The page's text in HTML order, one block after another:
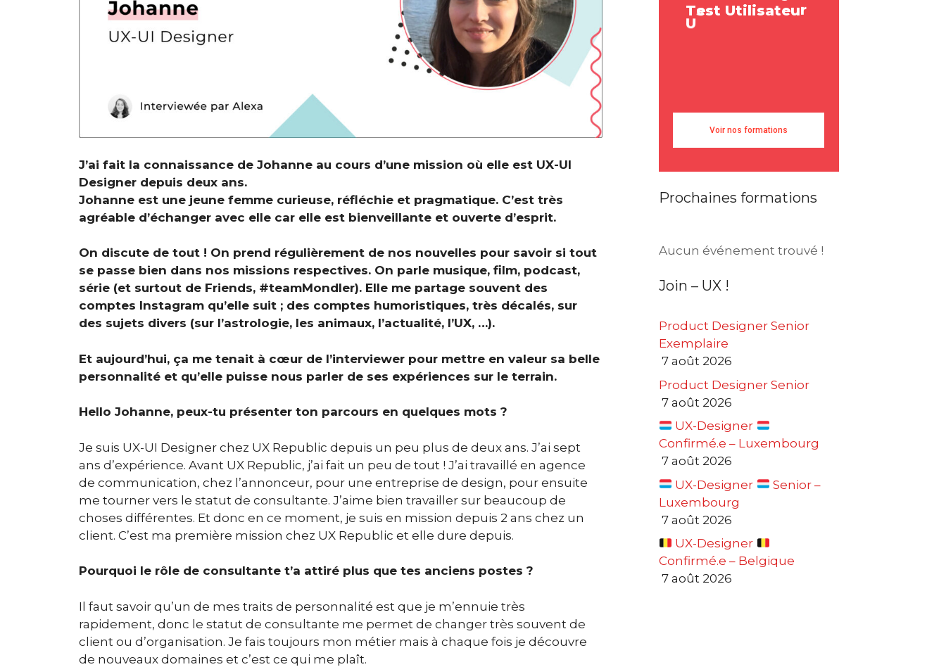
J’ai fait la connaissance de Johanne au cours d’une mission où elle est UX-UI
Designer depuis deux ans.
Johanne est une jeune femme curieuse, réfléchie et pragmatique. C’est très
agréable d’échanger avec elle car elle est bienveillante et ouverte d’esprit.
On discute de tout ! On prend régulièrement de nos nouvelles pour savoir si tout
se passe bien dans nos missions respectives. On parle musique, film, podcast,
série (et surtout de Friends, #teamMondler). Elle me partage souvent des
comptes Instagram qu’elle suit ; des comptes humoristiques, très décalés, sur
des sujets divers (sur l’astrologie, les animaux, l’actualité, l’UX, …).
Et aujourd’hui, ça me tenait à cœur de l’interviewer pour mettre en valeur sa belle
personnalité et qu’elle puisse nous parler de ses expériences sur le terrain.
Hello Johanne, peux-tu présenter ton parcours en quelques mots ?
Je suis UX-UI Designer chez UX Republic depuis un peu plus de deux ans. J’ai sept
ans d’expérience. Avant UX Republic, j’ai fait un peu de tout ! J’ai travaillé en agence
de communication, chez l’annonceur, pour une entreprise de design, pour ensuite
me tourner vers le statut de consultante. J’aime bien travailler sur beaucoup de
choses différentes. Et donc en ce moment, je suis en mission depuis 2 ans chez un
client. C’est ma première mission chez UX Republic et elle dure depuis.
Pourquoi le rôle de consultante t’a attiré plus que tes anciens postes ?
Il faut savoir qu’un de mes traits de personnalité est que je m’ennuie très
rapidement, donc le statut de consultante me permet de changer très souvent de
client ou d’organisation. Je fais toujours mon métier mais à chaque fois je découvre
de nouveaux domaines et c’est ce qui me plaît.
Test Utilisateur
U
c
Voir nos formations
Prochaines formations
Aucun événement trouvé !
Join – UX !
Product Designer Senior
Exemplaire
7 août 2026
Product Designer Senior
7 août 2026
UX-Designer
Confirmé.e – Luxembourg
7 août 2026
UX-Designer
Senior –
Luxembourg
7 août 2026
UX-Designer
Confirmé.e – Belgique
7 août 2026